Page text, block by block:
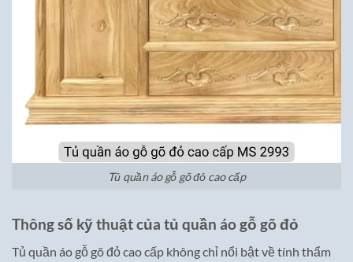
Tủ quần áo gỗ gõ đỏ cao cấp
Thông số kỹ thuật của tủ quần áo gỗ gõ đỏ
Tủ quần áo gỗ gõ đỏ cao cấp không chỉ nổi bật về tính thẩm